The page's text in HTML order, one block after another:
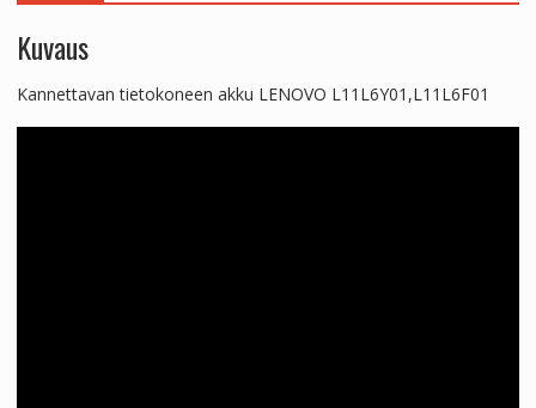
Kuvaus
Kannettavan tietokoneen akku LENOVO L11L6Y01,L11L6F01